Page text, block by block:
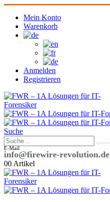
Mein Konto
Warenkorb
Anmelden
Registrieren
Suche
E-Mail
info@firewire-revolution.de
00 Artikel